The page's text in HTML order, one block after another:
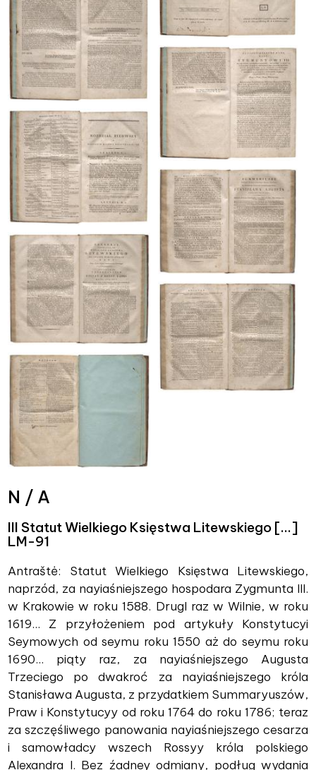
N / A
III Statut Wielkiego Księstwa Litewskiego [...]
LM-91
Antraštė: Statut Wielkiego Księstwa Litewskiego,
naprzód, za nayiaśniejszego hospodara Zygmunta III.
w Krakowie w roku 1588. Drugl raz w Wilnie, w roku
1619... Z przyłożeniem pod artykuły Konstytucyi
Seymowych od seymu roku 1550 aż do seymu roku
1690... piąty raz, za nayiaśniejszego Augusta
Trzeciego po dwakroć za nayiaśniejszego króla
Stanisława Augusta, z przydatkiem Summaryuszów,
Praw i Konstytucyy od roku 1764 do roku 1786; teraz
za szczęśliwego panowania nayiaśniejszego cesarza
i samowładcy wszech Rossyy króla polskiego
Alexandra I. Bez źadney odmiany, podług wydania